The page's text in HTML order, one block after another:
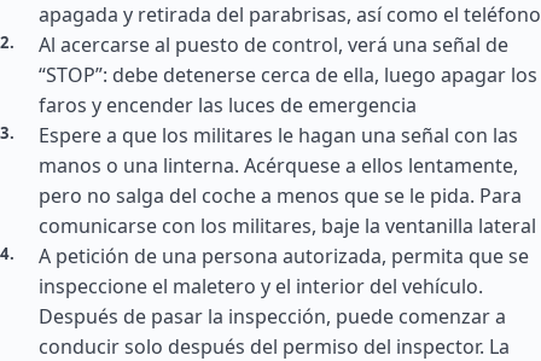
apagada y retirada del parabrisas, así como el teléfono
Al acercarse al puesto de control, verá una señal de
“STOP”: debe detenerse cerca de ella, luego apagar los
faros y encender las luces de emergencia
Espere a que los militares le hagan una señal con las
manos o una linterna. Acérquese a ellos lentamente,
pero no salga del coche a menos que se le pida. Para
comunicarse con los militares, baje la ventanilla lateral
A petición de una persona autorizada, permita que se
inspeccione el maletero y el interior del vehículo.
Después de pasar la inspección, puede comenzar a
conducir solo después del permiso del inspector. La